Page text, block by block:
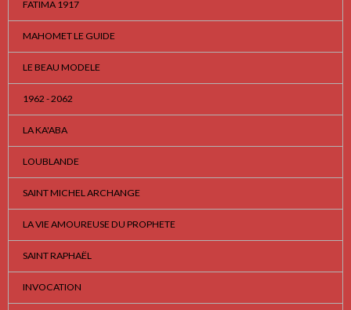
FATIMA 1917
MAHOMET LE GUIDE
LE BEAU MODELE
1962 - 2062
LA KA'ABA
LOUBLANDE
SAINT MICHEL ARCHANGE
LA VIE AMOUREUSE DU PROPHETE
SAINT RAPHAËL
INVOCATION